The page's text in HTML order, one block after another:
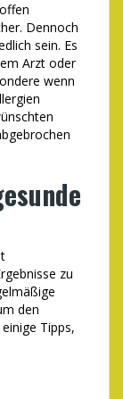
Dennoch
sein. Es
Arzt oder
wenn
zu
den
Tipps,